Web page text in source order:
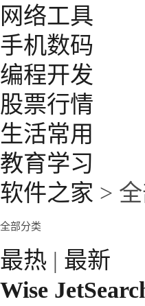
网络工具
手机数码
编程开发
股票行情
生活常用
教育学习
软件之家 >
全部分类
最热 | 最新
Wise